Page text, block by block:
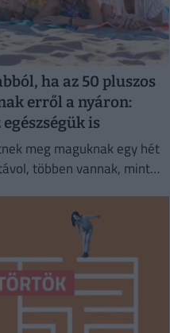
ha az 50 pluszos
erről a nyáron:
is
meg maguknak egy hét
többen vannak, mint